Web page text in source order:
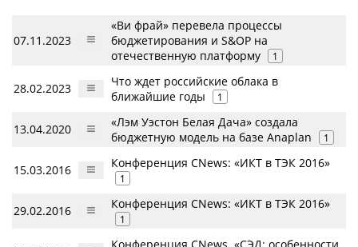
07.11.2023
«Ви фрай» перевела процессы
бюджетирования и S&OP на
отечественную платформу
1
28.02.2023
Что ждет российские облака в
ближайшие годы
1
13.04.2020
«Лэм Уэстон Белая Дача» создала
бюджетную модель на базе Anaplan
1
15.03.2016 Конференция CNews: «ИКТ в ТЭК 2016»
1
29.02.2016 Конференция CNews: «ИКТ в ТЭК 2016»
1